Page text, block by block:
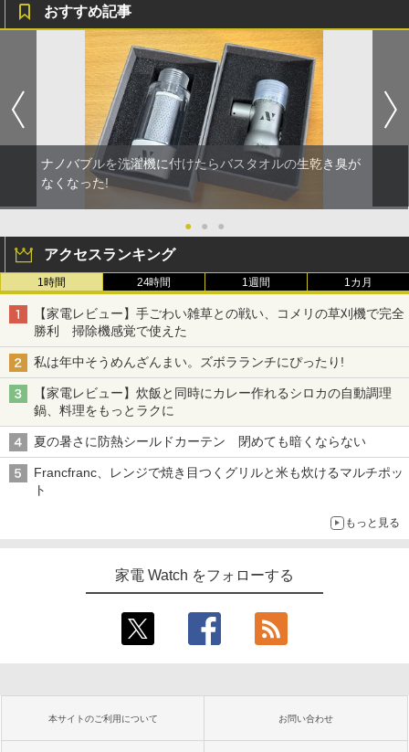
おすすめ記事
ナノバブルを洗濯機に付けたらバスタオルの生乾き臭が
なくなった!
● ● ●
アクセスランキング
1時間 24時間 1週間 1カ月
【家電レビュー】手ごわい雑草との戦い、コメリの草刈機で完全
勝利 掃除機感覚で使えた
私は年中そうめんざんまい。ズボラランチにぴったり!
【家電レビュー】炊飯と同時にカレー作れるシロカの自動調理
鍋、料理をもっとラクに
夏の暑さに防熱シールドカーテン 閉めても暗くならない
Francfranc、レンジで焼き目つくグリルと米も炊けるマルチポッ
ト
もっと見る
家電 Watch をフォローする
本サイトのご利用について お問い合わせ